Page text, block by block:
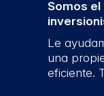
Somos
Le
una
eficiente.